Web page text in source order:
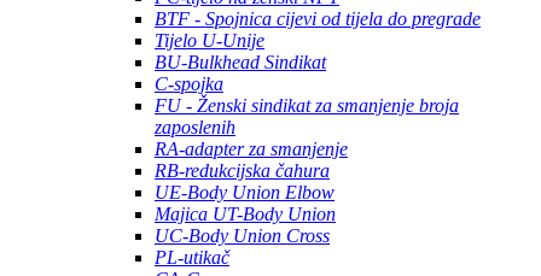
BTF - Spojnica cijevi od tijela do pregrade
Tijelo U-Unije
BU-Bulkhead Sindikat
C-spojka
FU - Ženski sindikat za smanjenje broja
zaposlenih
RA-adapter za smanjenje
RB-redukcijska čahura
UE-Body Union Elbow
Majica UT-Body Union
UC-Body Union Cross
PL-utikač